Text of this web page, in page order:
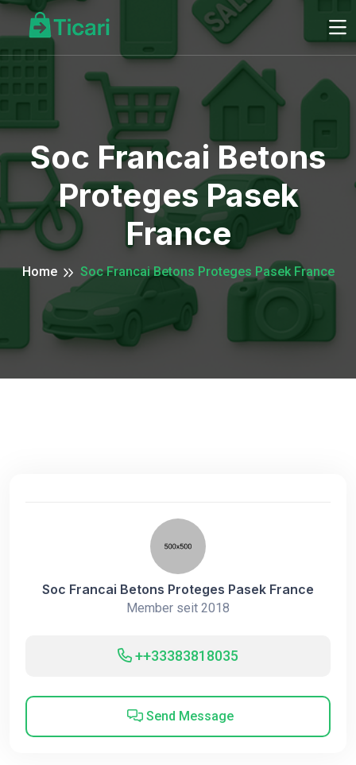
Soc Francai Betons
Proteges Pasek
France
Home Soc Francai Betons Proteges Pasek France
Soc Francai Betons Proteges Pasek France
Member seit 2018
++33383818035
Send Message